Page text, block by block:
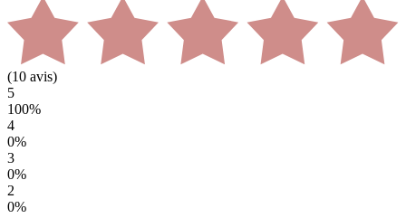
(10 avis)
5
100%
4
0%
3
0%
2
0%